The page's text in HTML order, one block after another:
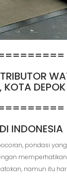
KOTA DEPOK
INDONESIA
pondasi
namun itu